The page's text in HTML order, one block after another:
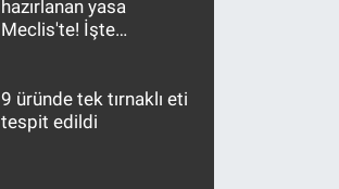
hazırlanan yasa
Meclis'te! İşte
9 üründe tek tırnaklı eti
tespit edildi